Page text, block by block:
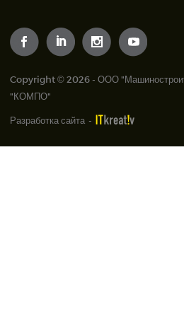
Copyright © 2026 - ООО
"КОМПО"
Разработка сайта -